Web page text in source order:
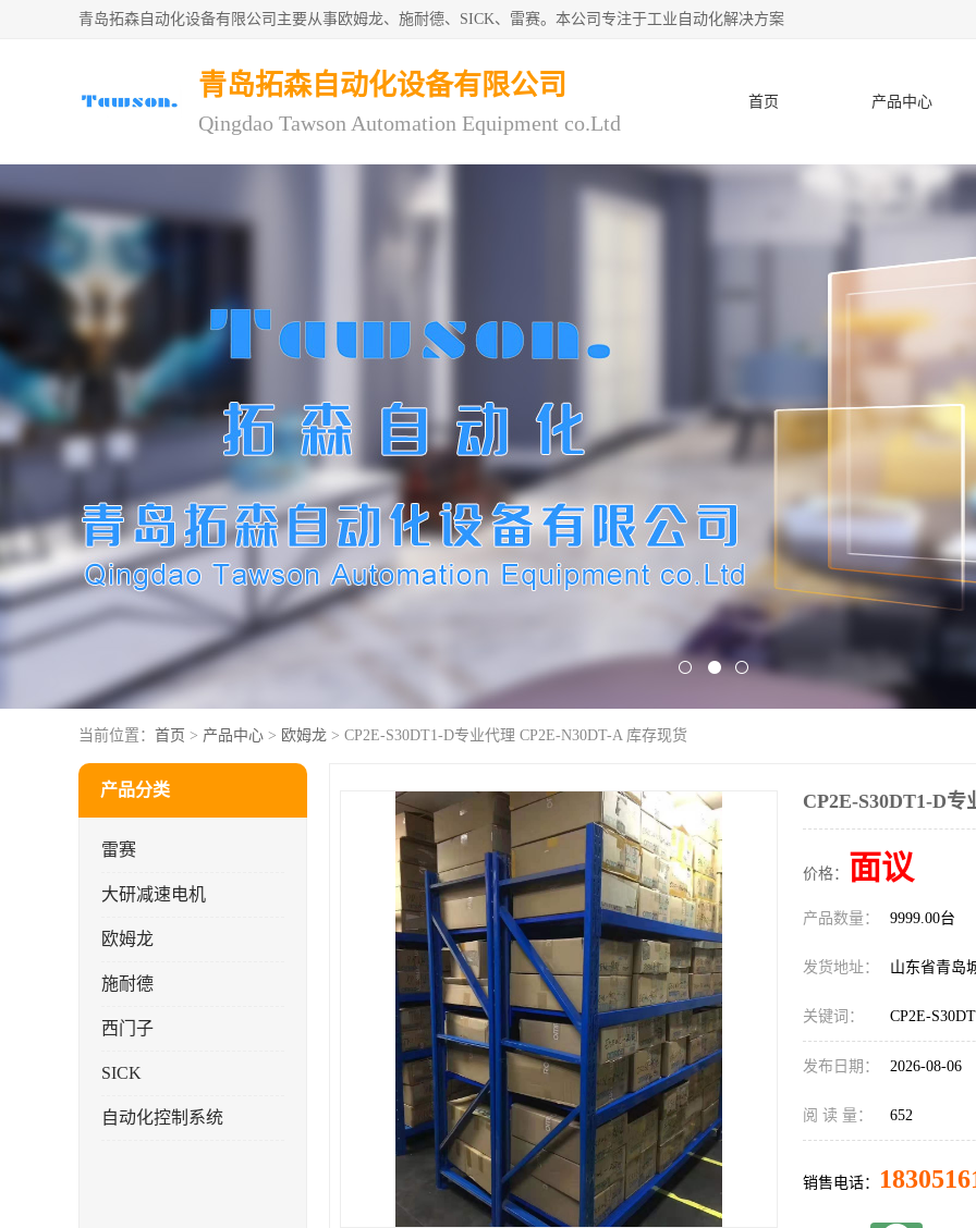
青岛拓森自动化设备有限公司主要从事欧姆龙、施耐德、SICK、雷赛。本公司专注于工业自动化解决方案
青岛拓森自动化设备有限公司
Qingdao Tawson Automation Equipment co.Ltd
首页 产品中心
当前位置： 首页 > 产品中心 > 欧姆龙 > CP2E-S30DT1-D专业代理 CP2E-N30DT-A 库存现货
产品分类
雷赛
大研减速电机
欧姆龙
施耐德
西门子
SICK
自动化控制系统
CP2E-S30DT1-D
价格： 面议
产品数量： 9999.00台
发货地址： 山东省青岛
关键词： CP2E-
发布日期： 2026-08-06
阅 读 量： 652
销售电话：